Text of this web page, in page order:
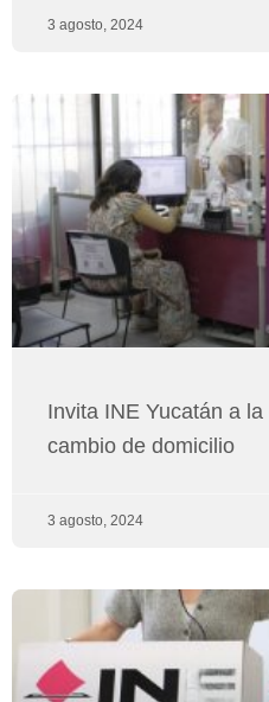
3 agosto, 2024
Invita INE Yucatán a
cambio de domicilio
3 agosto, 2024